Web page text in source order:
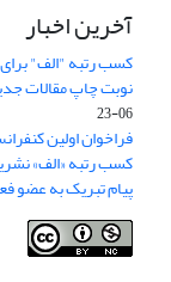
آخرین اخبار
کسب رتبه "الف"
نوبت چاپ مقالات جدید حوزه
06-23
فراخوان اولین
کسب رتبه «الف»
پیام تبریک به عضو